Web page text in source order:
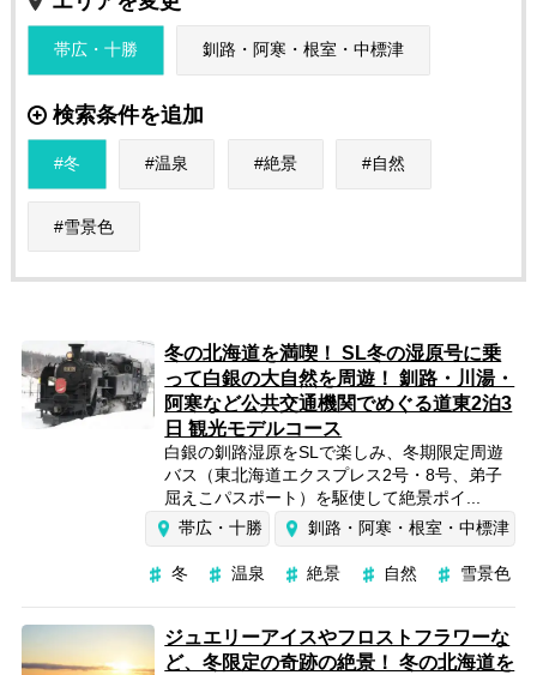
帯広・十勝 釧路・阿寒・根室・中標津
検索条件を追加
冬 温泉 絶景 自然
雪景色
冬の北海道を満喫！ SL冬の湿原号に乗
って白銀の大自然を周遊！ 釧路・川湯・
阿寒など公共交通機関でめぐる道東2泊3
日 観光モデルコース
白銀の釧路湿原をSLで楽しみ、冬期限定周遊
バス（東北海道エクスプレス2号・8号、弟子
屈えこパスポート）を駆使して絶景ポイ...
帯広・十勝
釧路・阿寒・根室・中標津
冬 温泉 絶景 自然 雪景色
ジュエリーアイスやフロストフラワーな
ど、冬限定の奇跡の絶景！ 冬の北海道を